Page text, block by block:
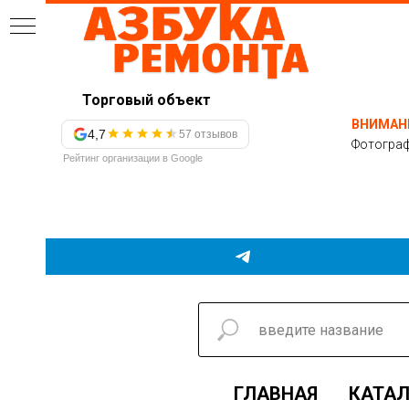
Торговый объект
4,7 57 отзывов
Рейтинг организации в Google
ГЛАВНАЯ